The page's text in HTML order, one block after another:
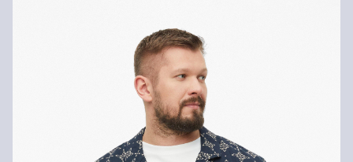
Nije prikladno za izbjeljivanje sredstvom na bazi klora
Nije prikladno za sušilicu
Ne glačati vrućim glačalom
Nije prikladno za kemijsko čišćenje
Normalno pranje 30°
Vaša će narudžba biti poslana u roku od 4-8 radna dana putem
Hrvatska pošta-a. Standardna dostava košta 4,95 €.
Svoje artikle nam možete besplatno vratiti u roku od 14 dana.